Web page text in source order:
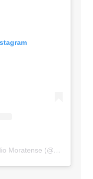
Um post compartilhado por Rádio Moratense (@radio_moratense)